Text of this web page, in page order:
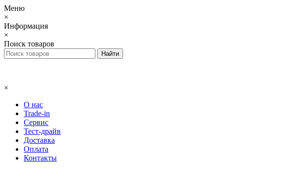
Меню
×
Информация
×
Поиск товаров
×
О нас
Trade-in
Сервис
Тест-драйв
Доставка
Оплата
Контакты